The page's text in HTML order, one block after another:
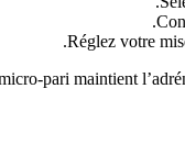
Réglez votre
maintient